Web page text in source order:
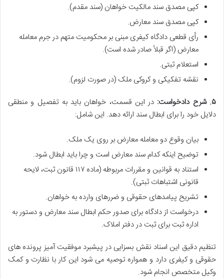
کپی مصدق سند مالکیت خواهان (سند مقدم).
کپی مصدق سند معارض.
رأی قطعی دادگاه کیفری مبنی بر محکومیت متهم در جرم معامله
معارض (اگر قبلاً صادر شده است).
استعلام ثبتی.
نقشه تفکیکی و کروکی ملک (در صورت لزوم).
۵. شرح دادخواست:
در این قسمت، خواهان باید به تفصیل و منطقی
دلایل خود را برای ابطال سند ارائه دهد. این شامل:
بیان وقوع دو معامله معارض بر روی یک ملک.
توضیح اینکه کدام سند معارض است و چرا باید ابطال شود.
استناد به قوانین و مقررات مربوطه (ماده ۱۱۷ قانون ثبت، لایحه
قانونی اشتباهات ثبتی).
تشریح پیامدهای حقوقی و ضررهای وارده به خواهان.
درخواست از دادگاه برای صدور حکم ابطال سند معارض و دستور به
اداره ثبت برای ثبت در دفتر املاک.
تنظیم دقیق این اسناد نقش بسزایی در پیشبرد موفقیت آمیز پرونده های
حقوقی و کیفری دارد و همواره توصیه می شود این کار با نظارت و کمک
وکیل متخصص انجام شود.